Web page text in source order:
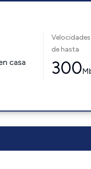
casa
de hasta
300